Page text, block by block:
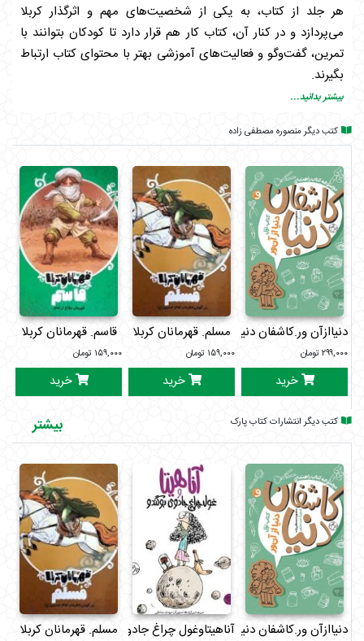
هر جلد از کتاب، به یکی از شخصیت‌های مهم و اثرگذار کربلا
می‌پردازد و در کنار آن، کتاب کار هم قرار دارد تا کودکان بتوانند با
تمرین، گفت‌وگو و فعالیت‌های آموزشی بهتر با محتوای کتاب ارتباط
بگیرند.
حبیب بن مظاهر یکی از یاران شناخته‌شده و محبوب امام حسین(ع)
است.
در این جلد، بچه‌ها با شخصیتی آشنا می‌شوند که در سن و سال بالا
هم از یاری امامش دست نکشید و تا آخر در کنار حق ماند.
این جلد چه چیزی یاد می‌دهد؟
وفاداری
دوستی واقعی
شجاعت
ماندن کنار حق
بیشتر بدانید...
کتب دیگر منصوره مصطفی زاده
دنیاازآن ور.کاشفان دنیا1
۲۹۹,۰۰۰ تومان
خرید
مسلم. قهرمانان کربلا
۱۵۹,۰۰۰ تومان
خرید
قاسم. قهرمانان کربلا
۱۵۹,۰۰۰ تومان
خرید
کتب دیگر انتشارات کتاب پارک بیشتر
دنیاازآن ور.کاشفان دنیا1 آناهیتاوغول چراغ جادوی بوگندومسلم. قهرمانان کربلا